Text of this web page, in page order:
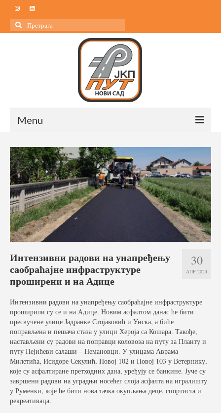
Search
for:
Menu
Почетна
О нама
О нама
Управа
Услуге
Јавне набавке
Отворени поступак
Рестриктивни поступак
Квалификациони поступак
Преговарачки поступак
Поступак јавне набавке мале вредности
Набавке на које се закон о јавној набавци не
примењује
30
АПР 2024
Интензивни радови на унапређењу
саобраћајне инфраструктуре
проширени и на Адице
Интензивни радови на унапређењу саобраћајне инфраструктуре
проширили су се и на Адице. Новим асфалтом данас ће бити
пресвучене улице Јадранке Стојаковић и Унска, а биће
поправљена и пешача стаза у улици Хероја са Кошара. Такође,
настављени су радови на поправци коловоза на путу за Планту и
путу Пејићеви салаши – Немановци. У улицама Аврама
Милетића, Исидоре Секулић, Новој 102 и Новој 103 у Ветернику,
које су асфалтиране претходних дана, уређују се банкине. Јуче су
завршени радови на уградњи носећег слоја асфалта на игралишту
у Руменки, које ће бити нова тачка окупљања деце, спортиста и
рекреативаца.